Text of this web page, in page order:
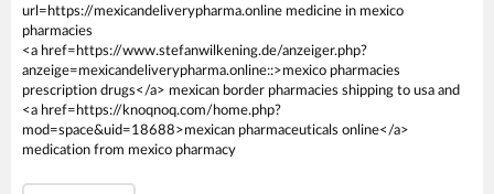
url=https://mexicandeliverypharma.online medicine in mexico
pharmacies
<a href=https://www.stefanwilkening.de/anzeiger.php?
anzeige=mexicandeliverypharma.online::>mexico pharmacies
prescription drugs</a> mexican border pharmacies shipping to usa and
<a href=https://knoqnoq.com/home.php?
mod=space&uid=18688>mexican pharmaceuticals online</a>
medication from mexico pharmacy